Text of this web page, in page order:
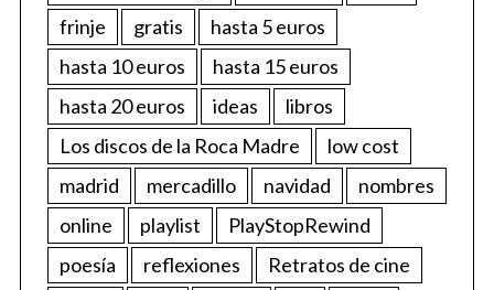
frinje
gratis
hasta 5 euros
hasta 10 euros
hasta 15 euros
hasta 20 euros
ideas
libros
Los discos de la Roca Madre
low cost
madrid
mercadillo navidad
nombres
online
playlist
PlayStopRewind
poesía
reflexiones
Retratos de cine